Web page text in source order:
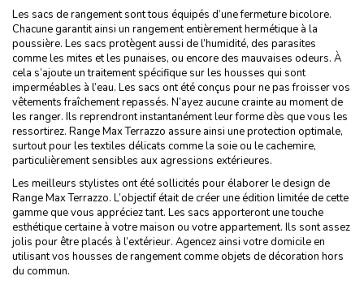
Les sacs de rangement sont tous équipés d’une fermeture bicolore.
Chacune garantit ainsi un rangement entièrement hermétique à la
poussière. Les sacs protègent aussi de l’humidité, des parasites
comme les mites et les punaises, ou encore des mauvaises odeurs. À
cela s’ajoute un traitement spécifique sur les housses qui sont
imperméables à l’eau. Les sacs ont été conçus pour ne pas froisser vos
vêtements fraîchement repassés. N’ayez aucune crainte au moment de
les ranger. Ils reprendront instantanément leur forme dès que vous les
ressortirez. Range Max Terrazzo assure ainsi une protection optimale,
surtout pour les textiles délicats comme la soie ou le cachemire,
particulièrement sensibles aux agressions extérieures.
Les meilleurs stylistes ont été sollicités pour élaborer le design de
Range Max Terrazzo. L’objectif était de créer une édition limitée de cette
gamme que vous appréciez tant. Les sacs apporteront une touche
esthétique certaine à votre maison ou votre appartement. Ils sont assez
jolis pour être placés à l’extérieur. Agencez ainsi votre domicile en
utilisant vos housses de rangement comme objets de décoration hors
du commun.